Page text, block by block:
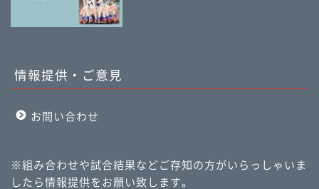
情報提供・ご意見
お問い合わせ
※組み合わせや試合結果などご存知の方がいらっしゃいま
したら情報提供をお願い致します。